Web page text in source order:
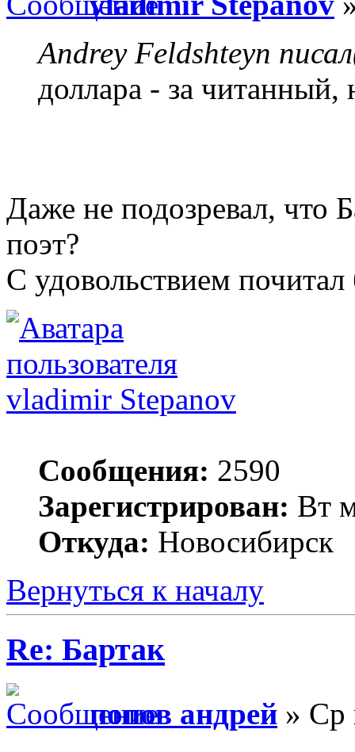
Andrey Feldshteyn
доллара - за
Даже не подозревал, что
поэт?
С удовольствием
vladimir Stepanov
Сообщения: 2590
Зарегистрирован: Вт
Откуда: Новосибирск
Вернуться к началу
Re: Бартак
попов андрей » Ср